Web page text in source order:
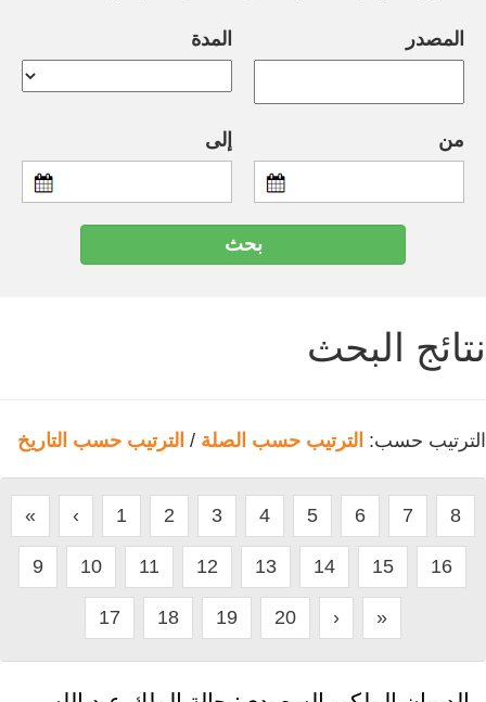
المصدر المدة
من إلى
نتائج البحث
الترتيب حسب: الترتيب حسب الصلة / الترتيب حسب التاريخ
« ‹ 1 2 3 4 5 6 7 8
9 10 11 12 13 14 15 16
17 18 19 20 › »